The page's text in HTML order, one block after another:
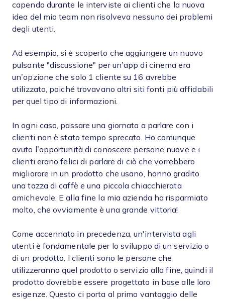
capendo durante le interviste ai clienti che la nuova
idea del mio team non risolveva nessuno dei problemi
degli utenti.
Ad esempio, si è scoperto che aggiungere un nuovo
pulsante "discussione" per un’app di cinema era
un’opzione che solo 1 cliente su 16 avrebbe
utilizzato, poiché trovavano altri siti fonti più affidabili
per quel tipo di informazioni.
In ogni caso, passare una giornata a parlare con i
clienti non è stato tempo sprecato. Ho comunque
avuto l’opportunità di conoscere persone nuove e i
clienti erano felici di parlare di ciò che vorrebbero
migliorare in un prodotto che usano, hanno gradito
una tazza di caffè e una piccola chiacchierata
amichevole. E alla fine la mia azienda ha risparmiato
molto, che ovviamente è una grande vittoria!
Come accennato in precedenza, un'intervista agli
utenti è fondamentale per lo sviluppo di un servizio o
di un prodotto. I clienti sono le persone che
utilizzeranno quel prodotto o servizio alla fine, quindi il
prodotto dovrebbe essere progettato in base alle loro
esigenze. Questo ci porta al primo vantaggio delle